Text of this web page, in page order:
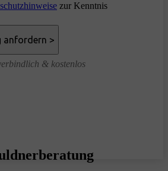
zur Kenntnis
& kostenlos